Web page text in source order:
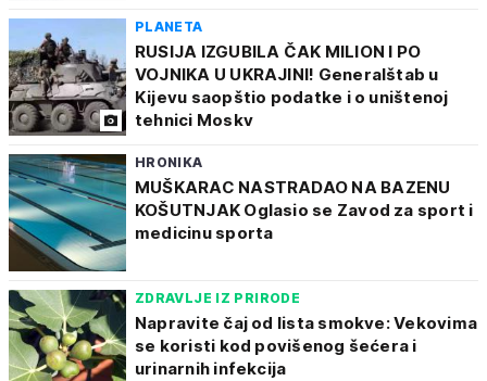
PLANETA
RUSIJA IZGUBILA ČAK MILION I PO
VOJNIKA U UKRAJINI! Generalštab u
Kijevu saopštio podatke i o uništenoj
tehnici Moskv
HRONIKA
MUŠKARAC NASTRADAO NA BAZENU
KOŠUTNJAK Oglasio se Zavod za sport i
medicinu sporta
ZDRAVLJE IZ PRIRODE
Napravite čaj od lista smokve: Vekovima
se koristi kod povišenog šećera i
urinarnih infekcija